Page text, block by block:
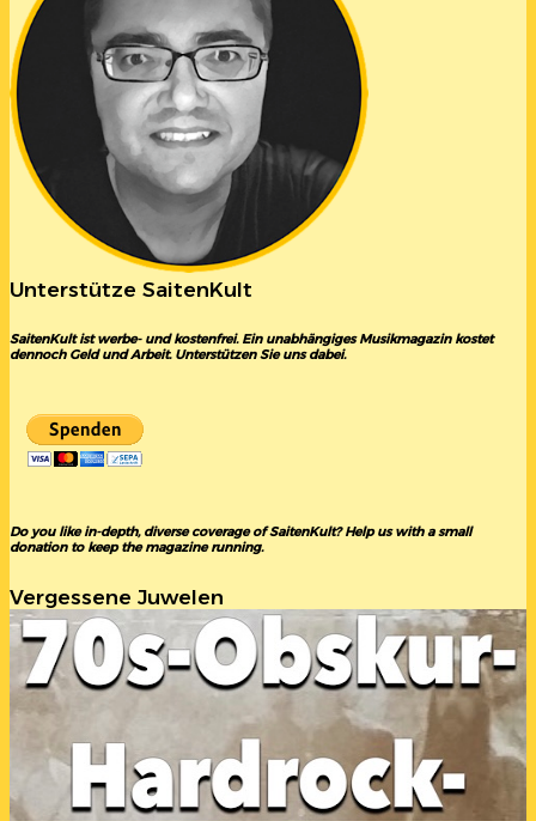
Unterstütze SaitenKult
SaitenKult ist werbe- und kostenfrei. Ein unabhängiges Musikmagazin kostet
dennoch Geld und Arbeit. Unterstützen Sie uns dabei.
Do you like in-depth, diverse coverage of SaitenKult? Help us with a small
donation to keep the magazine running.
Vergessene Juwelen